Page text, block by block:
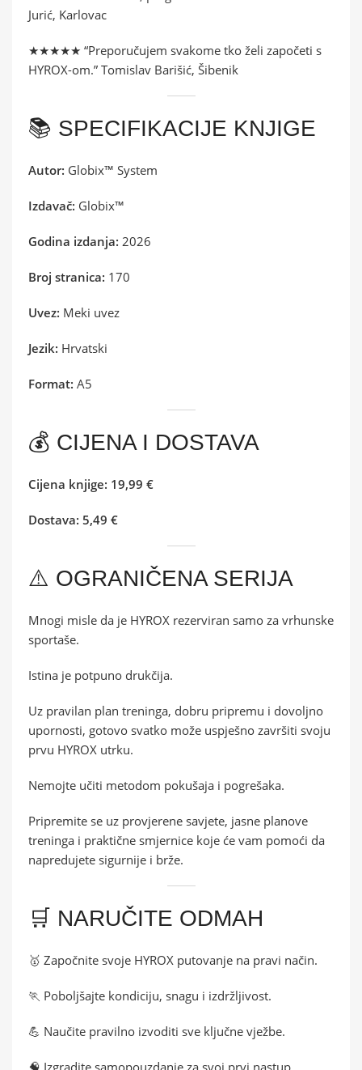
Jurić, Karlovac
★★★★★ “Preporučujem svakome tko želi započeti s
HYROX-om.” Tomislav Barišić, Šibenik
📚 SPECIFIKACIJE KNJIGE
Autor: Globix™ System
Izdavač: Globix™
Godina izdanja: 2026
Broj stranica: 170
Uvez: Meki uvez
Jezik: Hrvatski
Format: A5
💰 CIJENA I DOSTAVA
Cijena knjige: 19,99 €
Dostava: 5,49 €
⚠️ OGRANIČENA SERIJA
Mnogi misle da je HYROX rezerviran samo za vrhunske
sportaše.
Istina je potpuno drukčija.
Uz pravilan plan treninga, dobru pripremu i dovoljno
upornosti, gotovo svatko može uspješno završiti svoju
prvu HYROX utrku.
Nemojte učiti metodom pokušaja i pogrešaka.
Pripremite se uz provjerene savjete, jasne planove
treninga i praktične smjernice koje će vam pomoći da
napredujete sigurnije i brže.
🛒 NARUČITE ODMAH
🥇 Započnite svoje HYROX putovanje na pravi način.
🏃 Poboljšajte kondiciju, snagu i izdržljivost.
💪 Naučite pravilno izvoditi sve ključne vježbe.
🧠 Izgradite samopouzdanje za svoj prvi nastup.